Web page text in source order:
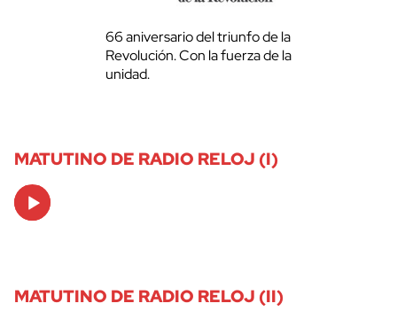
66 aniversario del triunfo de la
Revolución. Con la fuerza de la
unidad.
MATUTINO DE RADIO RELOJ (I)
Audio
Player
MATUTINO DE RADIO RELOJ (II)